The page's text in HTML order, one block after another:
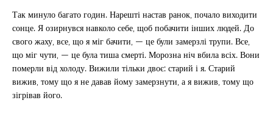
Так минуло багато годин. Нарешті настав ранок, почало виходити
сонце. Я озирнувся навколо себе, щоб побачити інших людей. До
свого жаху, все, що я міг бачити, — це були замерзлі трупи. Все,
що міг чути, — це була тиша смерті. Морозна ніч вбила всіх. Вони
померли від холоду. Вижили тільки двоє: старий і я. Старий
вижив, тому що я не давав йому замерзнути, а я вижив, тому що
зігрівав його.